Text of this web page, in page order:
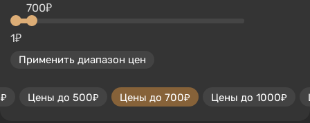
1₽
700₽
Применить диапазон цен
Цены до 500₽ Цены до 700₽ Цены до 1000₽